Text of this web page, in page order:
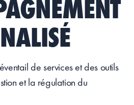
de services et des outils
et la régulation du